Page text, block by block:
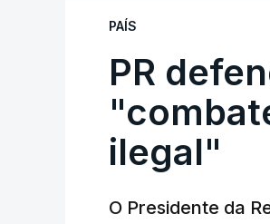
PAÍS
PR
ilegal"
O Presidente da